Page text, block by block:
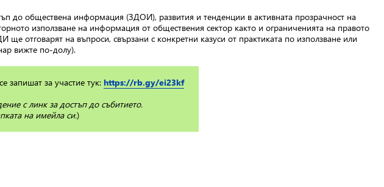
до обществена информация (ЗДОИ), развития и тенденции в активната прозрачност на
използване на информация от обществения сектор както и ограниченията на правото
отговарят на въпроси, свързани с конкретни казуси от практиката по използване или
вижте по-долу).
запишат за участие тук: https://rb.gy/ei23kf
с линк за достъп до събитието.
на имейла си.)